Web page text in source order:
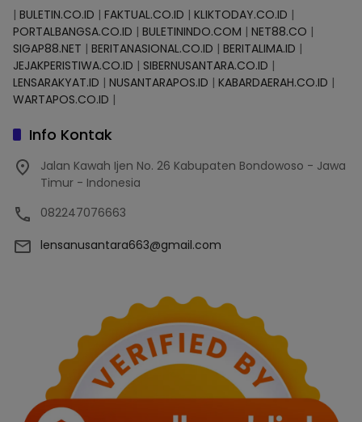
| BULETIN.CO.ID | FAKTUAL.CO.ID | KLIKTODAY.CO.ID |
PORTALBANGSA.CO.ID | BULETININDO.COM | NET88.CO |
SIGAP88.NET | BERITANASIONAL.CO.ID | BERITALIMA.ID |
JEJAKPERISTIWA.CO.ID | SIBERNUSANTARA.CO.ID |
LENSARAKYAT.ID | NUSANTARAPOS.ID | KABARDAERAH.CO.ID |
WARTAPOS.CO.ID |
Info Kontak
Jalan Kawah Ijen No. 26 Kabupaten Bondowoso - Jawa
Timur - Indonesia
082247076663
lensanusantara663@gmail.com